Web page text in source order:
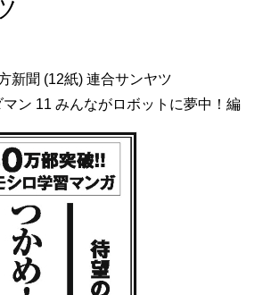
新聞 (12紙) 連合サンヤツ
マン 11 みんながロボットに夢中！編